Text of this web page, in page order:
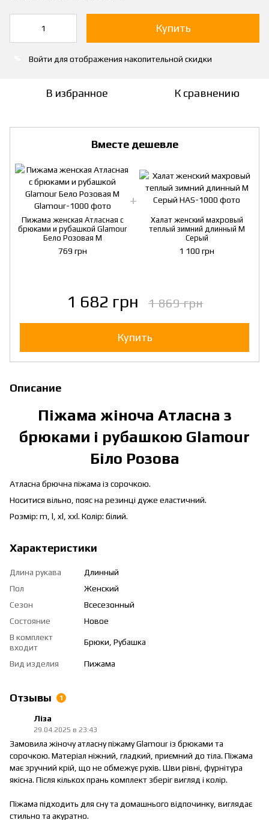
Купить
Войти для отображения накопительной скидки
В избранное К сравнению
Вместе дешевле
Пижама женская Атласная с
брюками и рубашкой Glamour
Бело Розовая M
769 грн
Халат женский махровый
теплый зимний длинный M
Серый
1 100 грн
1 682 грн 1 869 грн
Купить
Описание
Піжама жіноча Атласна з
брюками і рубашкою Glamour
Біло Розова
Атласна брючна піжама із сорочкою.
Носитися вільно, пояс на резинці дуже еластичний.
Розмір: m, l, xl, xxl. Колір: білий.
Характеристики
Длина рукава
Длинный
Пол
Женский
Сезон
Всесезонный
Состояние
Новое
В комплект
входит
Брюки, Рубашка
Вид изделия Пижама
Отзывы 1
Ліза
29.04.2025 в 23:43
Замовила жіночу атласну піжаму Glamour із брюками та
сорочкою. Матеріал ніжний, гладкий, приємний до тіла. Піжама
має зручний крій, що не обмежує рухів. Шви рівні, фурнітура
якісна. Після кількох прань комплект зберіг вигляд і колір.
Піжама підходить для сну та домашнього відпочинку, виглядає
стильно та акуратно.